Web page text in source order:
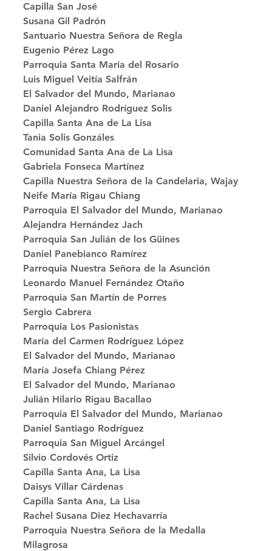
Capilla San José
Susana Gil Padrón
Santuario Nuestra Señora de Regla
Eugenio Pérez Lago
Parroquia Santa María del Rosario
Luis Miguel Veitía Salfrán
El Salvador del Mundo, Marianao
Daniel Alejandro Rodríguez Solis
Capilla Santa Ana de La Lisa
Tania Solis Gonzáles
Comunidad Santa Ana de La Lisa
Gabriela Fonseca Martínez
Capilla Nuestra Señora de la Candelaria, Wajay
Neife María Rigau Chiang
Parroquia El Salvador del Mundo, Marianao
Alejandra Hernández Jach
Parroquia San Julián de los Güines
Daniel Panebianco Ramírez
Parroquia Nuestra Señora de la Asunción
Leonardo Manuel Fernández Otaño
Parroquia San Martín de Porres
Sergio Cabrera
Parroquia Los Pasionistas
María del Carmen Rodríguez López
El Salvador del Mundo, Marianao
María Josefa Chiang Pérez
El Salvador del Mundo, Marianao
Julián Hilario Rigau Bacallao
Parroquia El Salvador del Mundo, Marianao
Daniel Santiago Rodríguez
Parroquia San Miguel Arcángel
Silvio Cordovés Ortiz
Capilla Santa Ana, La Lisa
Daisys Villar Cárdenas
Capilla Santa Ana, La Lisa
Rachel Susana Diez Hechavarría
Parroquia Nuestra Señora de la Medalla
Milagrosa